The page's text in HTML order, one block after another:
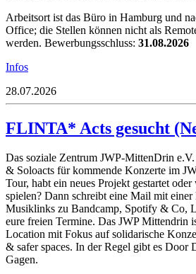
Arbeitsort ist das Büro in Hamburg und
Office; die Stellen können nicht als
werden. Bewerbungsschluss: 31.08.2026
Infos
28.07.2026
FLINTA* Acts gesucht
Das soziale Zentrum JWP-MittenDrin e.V.
& Soloacts für kommende Konzerte im
Tour, habt ein neues Projekt gestartet
spielen? Dann schreibt eine Mail mit
Musiklinks zu Bandcamp, Spotify & Co,
eure freien Termine. Das JWP Mittendrin
Location mit Fokus auf solidarische
& safer spaces. In der Regel gibt es Door
Gagen.